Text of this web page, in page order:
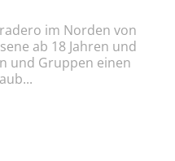
im Norden von
ab 18 Jahren und
und Gruppen einen